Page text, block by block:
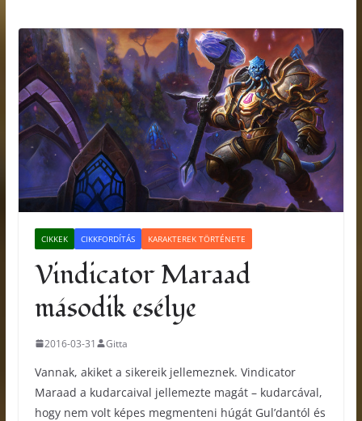
CIKKEK CIKKFORDÍTÁS KARAKTEREK TÖRTÉNETE
Vindicator Maraad
második esélye
2016-03-31 Gitta
Vannak, akiket a sikereik jellemeznek. Vindicator
Maraad a kudarcaival jellemezte magát – kudarcával,
hogy nem volt képes megmenteni húgát Gul’dantól és